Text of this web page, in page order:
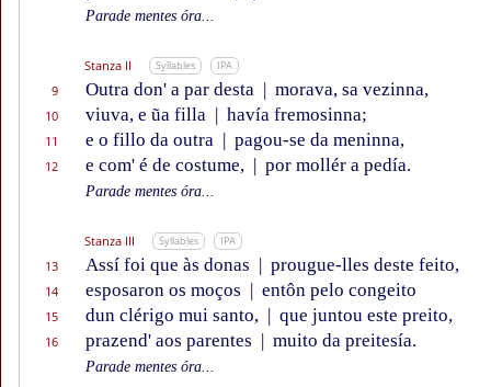
Parade mentes óra...
Stanza II Syllables IPA
9 Outra don' a par desta | morava, sa vezinna,
10 viuva, e ũa filla | havía fremosinna;
11 e o fillo da outra | pagou-se da meninna,
12 e com' é de costume, | por mollér a pedía.
Parade mentes óra...
Stanza III Syllables IPA
13 Assí foi que às donas | prougue-lles deste feito,
14 esposaron os moços | entôn pelo congeito
15 dun clérigo mui santo, | que juntou este preito,
16 prazend' aos parentes | muito da preitesía.
Parade mentes óra...